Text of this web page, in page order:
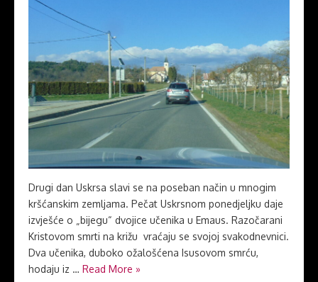
Drugi dan Uskrsa slavi se na poseban način u mnogim
kršćanskim zemljama. Pečat Uskrsnom ponedjeljku daje
izvješće o „bijegu“ dvojice učenika u Emaus. Razočarani
Kristovom smrti na križu vraćaju se svojoj svakodnevnici.
Dva učenika, duboko ožalošćena Isusovom smrću,
hodaju iz … Read More »